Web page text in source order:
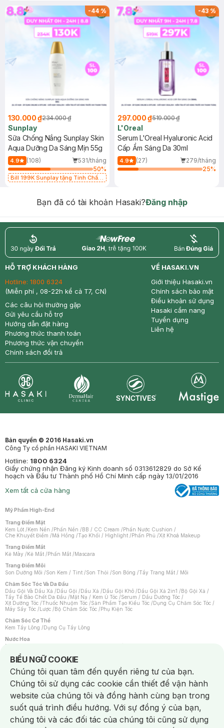
-44%
130.000 ₫234.000 ₫
Sunplay
Sữa Chống Nắng Sunplay Skin
Aqua Dưỡng Da Sáng Mịn 55g
4.9 (108)
531/tháng
50%
Bill 199K Sunplay tặng Tinh Chất
-43%
297.000 ₫519.000 ₫
L'Oreal
Serum L'Oreal Hyaluronic Acid
Cấp Ẩm Sáng Da 30ml
4.9 (27)
279/tháng
25%
Bạn đã có tài khoản Hasaki?Đăng nhập
return nowfree price
HỖ TRỢ KHÁCH HÀNG
Hotline: 1800 6324
(Miễn phí , 08-22h kể cả T7, CN)
Các câu hỏi thường gặp
Gửi yêu cầu hỗ trợ
Hướng dẫn đặt hàng
Phương thức thanh toán
Phương thức vận chuyển
Chính sách đổi trả
VỀ HASAKI.VN
Giới thiệu Hasaki.vn
Chính sách bảo mật
Điều khoản sử dụng
Hasaki cẩm nang
Tuyển dụng
Liên hệ
Bản quyền © 2016 Hasaki.vn
Công Ty cổ phần HASAKI VIETNAM
Hotline: 1800 6324
Giấy chứng nhận Đăng ký Kinh doanh số 0313612829 do Sở Kế
hoạch và Đầu tư Thành phố Hồ Chí Minh cấp ngày 13/01/2016
Xem tất cả cửa hàng
Mỹ Phẩm High-End
Trang Điểm Mặt
Kem Lót /Kem Nền /Phấn Nền /BB / CC Cream /Phấn Nước Cushion /
Che Khuyết Điểm /Má Hồng /Tạo Khối / Highlight /Phấn Phủ /Xịt Khoá Makeup
Trang Điểm Mắt
Kẻ Mày /Kẻ Mắt /Phấn Mắt /Mascara
Trang Điểm Môi
Son Dưỡng Môi /Son Kem / Tint /Son Thỏi /Son Bóng /Tẩy Trang Mắt / Môi
Chăm Sóc Tóc Và Da Đầu
Dầu Gội Và Dầu Xả /Dầu Gội /Dầu Xả /Dầu Gội Khô /Dầu Gội Xả 2in1 /Bộ Gội Xả /
Tẩy Tế Bào Chết Da Đầu /Mặt Nạ / Kem Ủ Tóc /Serum / Dầu Dưỡng Tóc /
Xịt Dưỡng Tóc /Thuốc Nhuộm Tóc /Sản Phẩm Tạo Kiểu Tóc /Dụng Cụ Chăm Sóc Tóc /
Máy Sấy Tóc /Lược /Bộ Chăm Sóc Tóc /Phụ Kiện Tóc
Chăm Sóc Cơ Thể
Kem Tẩy Lông /Dụng Cụ Tẩy Lông
Nước Hoa
Nước Hoa Nữ
Chăm Sóc Cá Nhân
Chống Muỗi /Khẩu Trang /Máy Massage/Mặt Nạ Xông Hơi /Nước Rửa Tay/
Sản Phẩm Chăm Sóc Khác /Bàn Chải Đánh Răng /Bàn Chải Điện/
Hỗ Trợ Trắng Răng/Kem Đánh Răng /Máy Tăm Nước/ Nước Súc Miệng/
Tăm / Chỉ Nha Khoa/ Xịt Thơm Miệng / Dung Dịch Vệ Sinh/Dưỡng Vùng Kín/
Khăn Ướt Vệ Sinh Vùng Kín/Băng Vệ Sinh/Tampon/Bọt Cạo Râu /Dao Cạo Râu/
Máy Cạo Râu
Vấn Đề Về Da
Da Dầu / Lỗ Chân Lông To/ Da Khô / Mất Nước/ Da Lão Hóa/ Da Mụn/
Da Nhạy Cảm / Kích Ứng
Da Xỉn Màu Thâm / Nám / Tàn Nhang
BIỂU NGỮ COOKIE
Notice about cookies usage
Chúng tôi quan tâm đến quyền riêng tư của bạn.
Chúng tôi sử dụng các cookie cần thiết để vận hành
website của chúng tôi và đồng hành cùng bạn trong
suốt quá trình điều hướng. Với sự đồng ý của bạn,
chúng tôi và các đối tác của chúng tôi cũng sử dụng